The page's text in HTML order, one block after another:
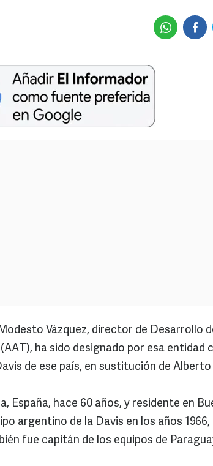
Vázquez, director de Desarrollo
ha sido designado por esa entidad
de ese país, en sustitución de
España, hace 60 años, y residente en
argentino de la Davis en los años 1966,
fue capitán de los equipos de